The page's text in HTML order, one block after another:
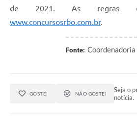
de 2021. As regras
www.concursosrbo.com.br.
Fonte: Coordenadoria
GOSTEI NÃO GOSTEI
Seja o
notícia.